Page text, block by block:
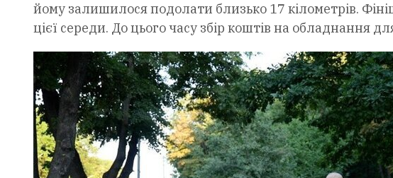
йому залишилося подолати близько 17 кілометрів.
цієї середи. До цього часу збір коштів на обладнання